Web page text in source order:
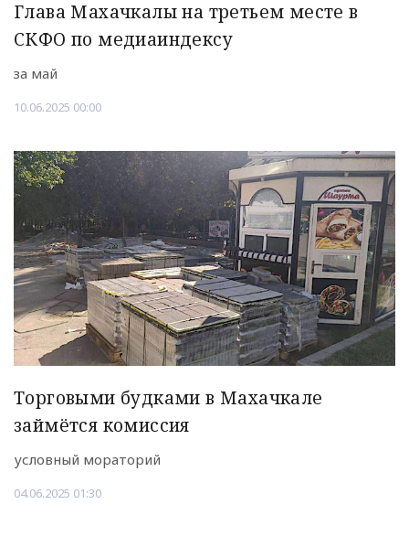
Глава Махачкалы на третьем месте в
СКФО по медиаиндексу
за май
10.06.2025 00:00
Торговыми будками в Махачкале
займётся комиссия
условный мораторий
04.06.2025 01:30